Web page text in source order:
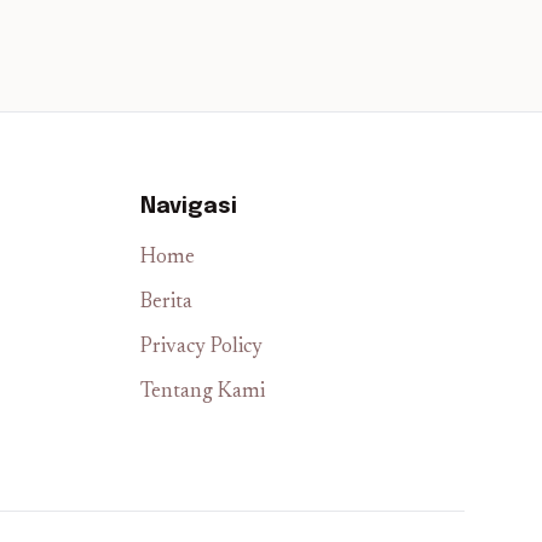
Navigasi
Home
Berita
Privacy Policy
Tentang Kami